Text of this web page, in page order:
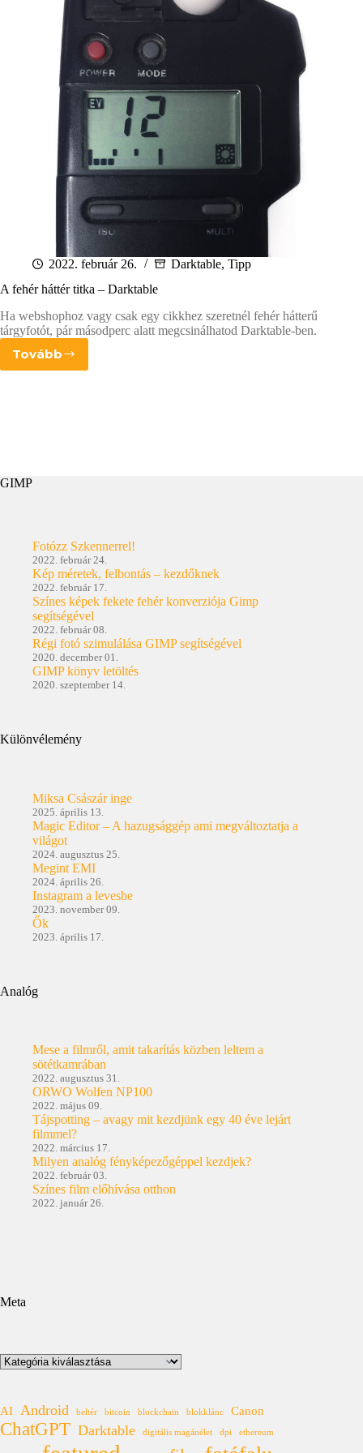
2022. február 26. Darktable, Tipp
A fehér háttér titka – Darktable
Ha webshophoz vagy csak egy cikkhez szeretnél fehér hátterű
tárgyfotót, pár másodperc alatt megcsinálhatod Darktable-ben.
Tovább
A
GIMP
Fotózz Szkennerrel!
2022. február 24.
Kép méretek, felbontás – kezdőknek
2022. február 17.
Színes képek fekete fehér konverziója Gimp
segítségével
2022. február 08.
Régi fotó szimulálása GIMP segítségével
2020. december 01.
GIMP könyv letöltés
2020. szeptember 14.
Különvélemény
Miksa Császár inge
2025. április 13.
Magic Editor – A hazugsággép ami megváltoztatja a
világot
2024. augusztus 25.
Megint EMI
2024. április 26.
Instagram a levesbe
2023. november 09.
Ők
2023. április 17.
Analóg
Mese a filmről, amit takarítás közben leltem a
sötétkamrában
2022. augusztus 31.
ORWO Wolfen NP100
2022. május 09.
Tájspotting – avagy mit kezdjünk egy 40 éve lejárt
filmmel?
2022. március 17.
Milyen analóg fényképezőgéppel kezdjek?
2022. február 03.
Színes film előhívása otthon
2022. január 26.
Meta
Kategóriák
AI Android beltér bitcoin blockchain blokklánc Canon
ChatGPT Darktable digitális magánélet dpi ethereum